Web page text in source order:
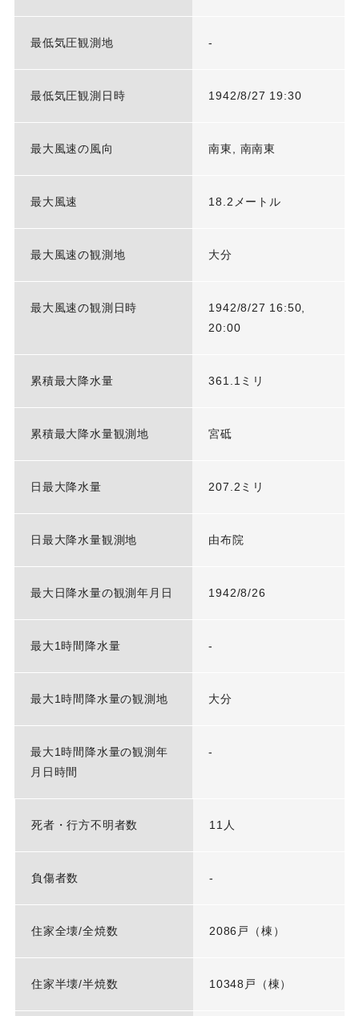
最低気圧観測地 -
最低気圧観測日時 1942/8/27 19:30
最大風速の風向 南東, 南南東
最大風速 18.2メートル
最大風速の観測地 大分
最大風速の観測日時
1942/8/27 16:50,
20:00
累積最大降水量 361.1ミリ
累積最大降水量観測地 宮砥
日最大降水量 207.2ミリ
日最大降水量観測地 由布院
最大日降水量の観測年月日 1942/8/26
最大1時間降水量 -
最大1時間降水量の観測地 大分
最大1時間降水量の観測年
月日時間
-
死者・行方不明者数 11人
負傷者数 -
住家全壊/全焼数 2086戸（棟）
住家半壊/半焼数 10348戸（棟）